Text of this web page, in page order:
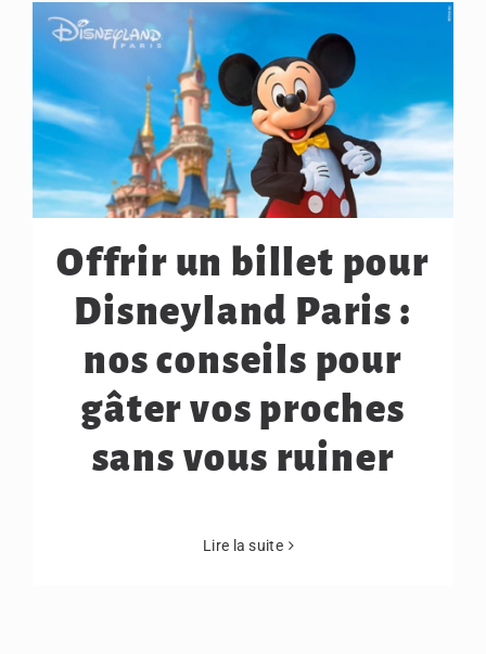
Offrir un billet pour
Disneyland Paris :
nos conseils pour
gâter vos proches
sans vous ruiner
Lire la suite